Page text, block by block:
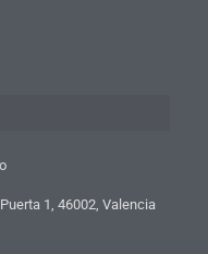
1, 46002, Valencia